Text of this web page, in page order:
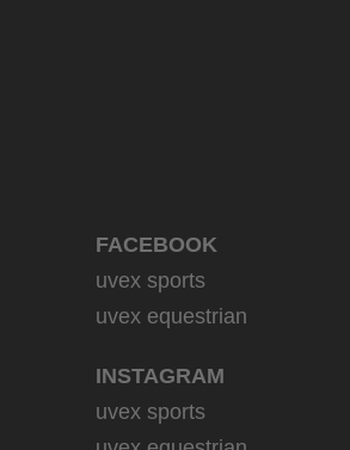
FACEBOOK
uvex sports
uvex equestrian
INSTAGRAM
uvex sports